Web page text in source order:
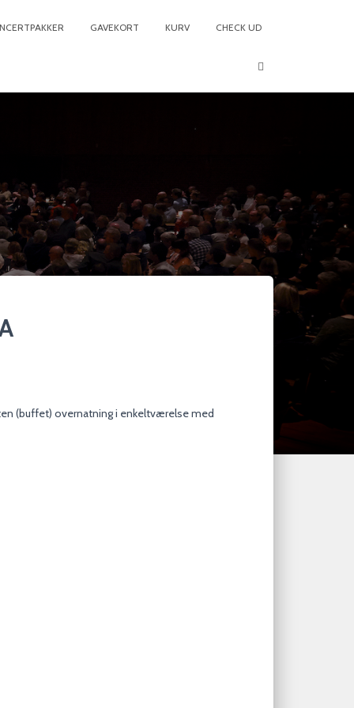
GAVEKORT KURV CHECK UD
(buffet) overnatning i enkeltværelse med